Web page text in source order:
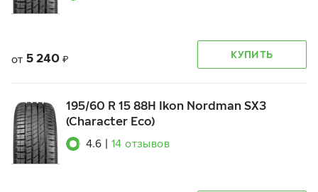
от 5 240 ₽ КУПИТЬ
195/60 R 15 88H Ikon Nordman SX3
(Character Eco)
4.6 14 отзывов